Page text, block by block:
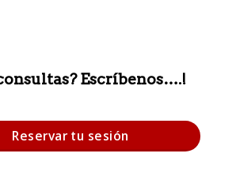
Escríbenos….!
Reservar tu sesión